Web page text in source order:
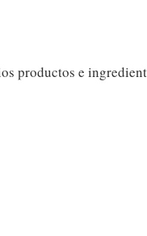
productos e